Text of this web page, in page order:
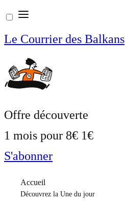
Aller
au
contenu
Le Courrier des Balkans
Offre découverte
1 mois pour 8€ 1€
S'abonner
Accueil
Découvrez la Une du jour